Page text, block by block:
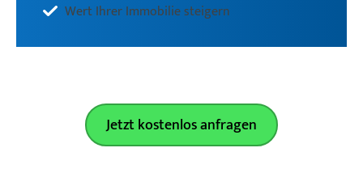
Wert Ihrer Immobilie steigern
Jetzt kostenlos anfragen